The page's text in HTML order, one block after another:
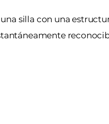
silla con una